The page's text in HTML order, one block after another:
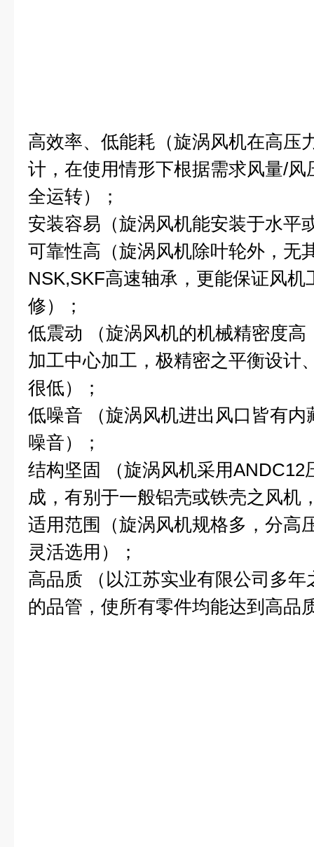
高效率、低能耗（旋涡风机在高压
计，在使用情形下根据需求风量/
全运转）；
安装容易（旋涡风机能安装于水平
可靠性高（旋涡风机除叶轮外，无
NSK,SKF高速轴承，更能保证风
修）；
低震动 （旋涡风机的机械精密度
加工中心加工，极精密之平衡设计
很低）；
低噪音 （旋涡风机进出风口皆有
噪音）；
结构坚固 （旋涡风机采用ANDC12
成，有别于一般铝壳或铁壳之风机
适用范围（旋涡风机规格多，分高
灵活选用）；
高品质 （以江苏实业有限公司多
的品管，使所有零件均能达到高品